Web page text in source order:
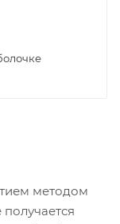
методом